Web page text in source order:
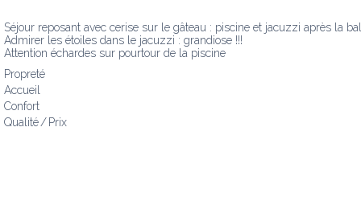
Séjour reposant avec cerise sur le gâteau : piscine et jacuzzi après la
Admirer les étoiles dans le jacuzzi : grandiose !!!
Attention échardes sur pourtour de la piscine
Propreté
Accueil
Confort
Qualité / Prix